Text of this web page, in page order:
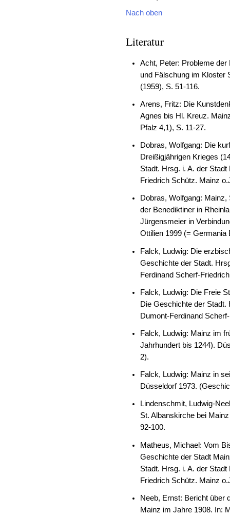
Nach oben
Literatur
Acht, Peter: Probleme
und Fälschung im Kloster
(1959), S. 51-116.
Arens, Fritz: Die
Agnes bis Hl. Kreuz.
Pfalz 4,1), S. 11-27.
Dobras, Wolfgang: Die
Dreißigjährigen Krieges
Stadt. Hrsg. i. A. der
Friedrich Schütz. Mainz
Dobras, Wolfgang:
der Benediktiner in
Jürgensmeier in
Ottilien 1999 (= Germania
Falck, Ludwig: Die
Geschichte der Stadt.
Ferdinand Scherf-
Falck, Ludwig: Die Freie
Die Geschichte der
Dumont-Ferdinand
Falck, Ludwig: Mainz im
Jahrhundert bis 1244).
2).
Falck, Ludwig: Mainz in
Düsseldorf 1973.
Lindenschmit, Ludwig-
St. Albanskirche bei
92-100.
Matheus, Michael: Vom
Geschichte der Stadt
Stadt. Hrsg. i. A. der
Friedrich Schütz. Mainz
Neeb, Ernst: Bericht über
Mainz im Jahre 1908. In: